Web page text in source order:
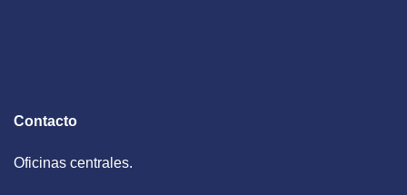
Contacto
Oficinas centrales.